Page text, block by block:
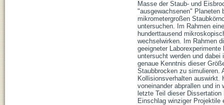
Masse der Staub- und
"ausgewachsenen"
mikrometergroßen
untersuchen. Im Rahmen
hunderttausend
wechselwirken. Im Rahmen
geeigneter
untersucht werden und
genaue Kenntnis dieser
Staubbrocken zu simulieren.
Kollisionsverhalten auswirkt.
voneinander abprallen und
letzte Teil dieser
Einschlag winziger Projektile